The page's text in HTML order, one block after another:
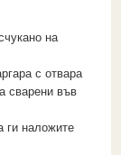
на
с отвара
сварени във
ги наложите